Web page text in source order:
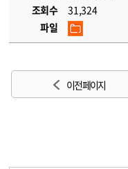
조회수
31,324
파일
이전 페이지